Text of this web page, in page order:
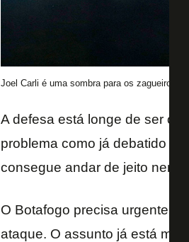
Joel Carli é uma sombra para os zagueiros
A defesa está longe de ser o
problema como já debatido
consegue andar de jeito
O Botafogo precisa
ataque. O assunto já está